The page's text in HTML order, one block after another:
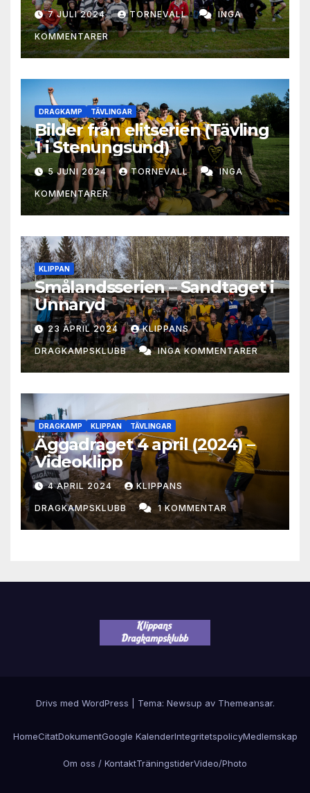
7 JULI 2024 TORNEVALL INGA
KOMMENTARER
DRAGKAMP TÄVLINGAR
Bilder från elitserien (Tävling
1 i Stenungsund)
5 JUNI 2024 TORNEVALL INGA
KOMMENTARER
KLIPPAN
Smålandsserien – Sandtaget i
Unnaryd
23 APRIL 2024 KLIPPANS
DRAGKAMPSKLUBB INGA KOMMENTARER
DRAGKAMP KLIPPAN TÄVLINGAR
Äggadraget 4 april (2024) –
Videoklipp
4 APRIL 2024 KLIPPANS
DRAGKAMPSKLUBB 1 KOMMENTAR
Drivs med WordPress Tema: Newsup av Themeansar.
HomeCitatDokumentGoogle KalenderIntegritetspolicyMedlemskap
Om oss / KontaktTräningstiderVideo/Photo